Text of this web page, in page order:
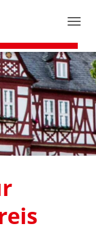
A
V
I
G
A
T
I
O
N
U
M